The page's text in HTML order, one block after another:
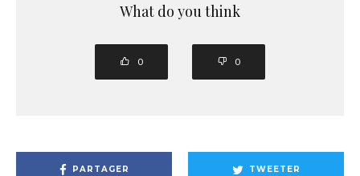
What do you think
0 0
PARTAGER TWEETER